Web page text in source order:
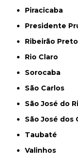
Piracicaba
Presidente
Ribeirão Preto
Rio Claro
Sorocaba
São Carlos
São José do
São José dos
Taubaté
Valinhos